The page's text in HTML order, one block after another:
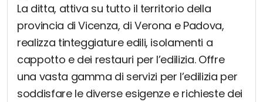
La ditta, attiva su tutto il territorio della
provincia di Vicenza, di Verona e Padova,
realizza tinteggiature edili, isolamenti a
cappotto e dei restauri per l’edilizia. Offre
una vasta gamma di servizi per l’edilizia per
soddisfare le diverse esigenze e richieste dei